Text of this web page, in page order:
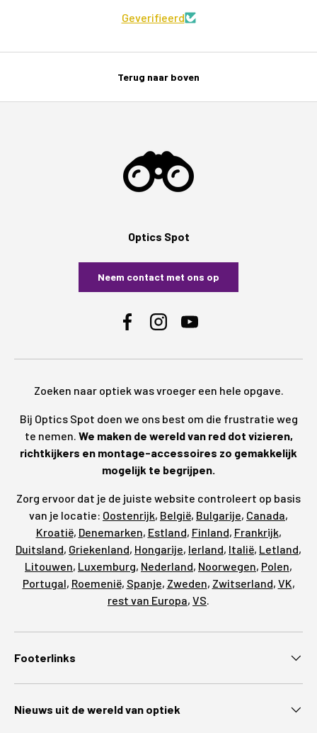
Geverifieerd
Terug naar boven
Optics Spot
Neem contact met ons op
FacebookInstagramYouTube
Zoeken naar optiek was vroeger een hele opgave.
Bij Optics Spot doen we ons best om die frustratie weg
te nemen. We maken de wereld van red dot vizieren,
richtkijkers en montage-accessoires zo gemakkelijk
mogelijk te begrijpen.
Zorg ervoor dat je de juiste website controleert op basis
van je locatie: Oostenrijk, België, Bulgarije, Canada,
Kroatië, Denemarken, Estland, Finland, Frankrijk,
Duitsland, Griekenland, Hongarije, Ierland, Italië, Letland,
Litouwen, Luxemburg, Nederland, Noorwegen, Polen,
Portugal, Roemenië, Spanje, Zweden, Zwitserland, VK,
rest van Europa, VS.
Footerlinks
Nieuws uit de wereld van optiek